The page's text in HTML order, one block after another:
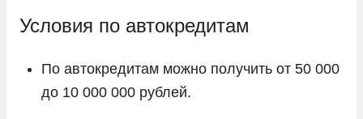
Условия по автокредитам
По автокредитам можно получить от 50 000
до 10 000 000 рублей.